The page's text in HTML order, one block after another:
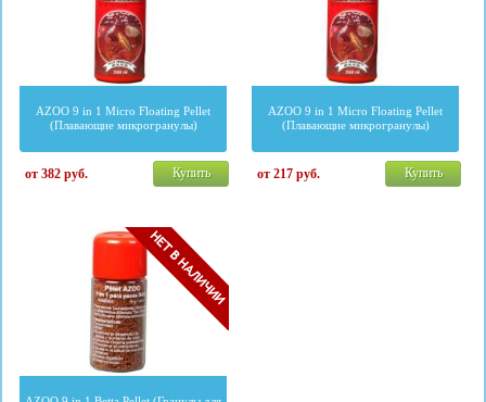
AZOO 9 in 1 Micro Floating Pellet
(Плавающие микрогранулы)
от 382 руб. Купить
AZOO 9 in 1 Micro Floating Pellet
(Плавающие микрогранулы)
от 217 руб. Купить